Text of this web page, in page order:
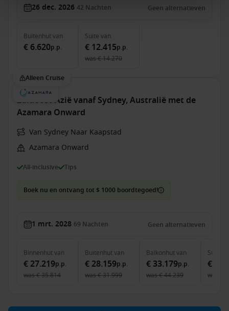
26 dec. 2026 42 Nachten Geen alternatieven
Buitenhutvan
€ 6.620p.p.
Suite van
€ 12.415p.p.
was€ 14.270
Alleen Cruise
Zuidoost-Azië vanaf Sydney, Australië met de
Azamara Onward
Van Sydney Naar Kaapstad
Azamara Onward
All-inclusive Tips
Boek nu en ontvang tot $ 1000 boordtegoed!
1 mrt. 2028 69 Nachten Geen alternatieven
Binnenhutvan
€ 27.219p.p.
was€ 35.814
Buitenhutvan
€ 28.159p.p.
was€ 31.999
Balkonhutvan
€ 33.179p.p.
was€ 44.239
Suite
€
was